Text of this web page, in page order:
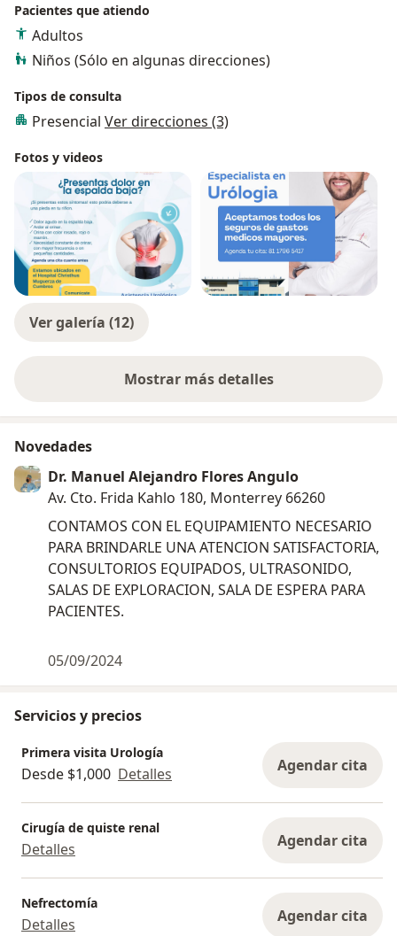
* vasectomia sin bisturi.
* circunsicion
asi como otras enfermedades.
y obtener pronto diagnostico y tratamiento.
agenda cita y despeja tus dudas.
Pacientes que atiendo
Adultos
Niños (Sólo en algunas direcciones)
Tipos de consulta
Presencial Ver direcciones (3)
Fotos y videos
Ver galería (12)
Mostrar más detalles
sobre la experiencia
Novedades
Dr. Manuel Alejandro Flores Angulo
Av. Cto. Frida Kahlo 180, Monterrey 66260
CONTAMOS CON EL EQUIPAMIENTO NECESARIO
PARA BRINDARLE UNA ATENCION SATISFACTORIA,
CONSULTORIOS EQUIPADOS, ULTRASONIDO,
SALAS DE EXPLORACION, SALA DE ESPERA PARA
PACIENTES.
05/09/2024
Servicios y precios
Primera visita Urología
Desde $1,000 Detalles Agendar cita
Cirugía de quiste renal
Detalles Agendar cita
Nefrectomía
Detalles Agendar cita